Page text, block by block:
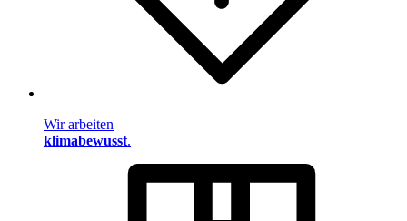
Wir arbeiten
klimabewusst.